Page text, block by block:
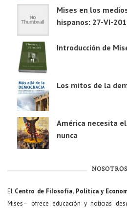
Mises en los
hispanos: 27-VI-
Introducción de
Los mitos de la
América necesita
nunca
NOSOTROS
El Centro de Filosofía, Política y
Mises— ofrece educación y noticias